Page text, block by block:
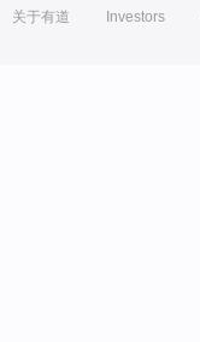
关于有道 Investors